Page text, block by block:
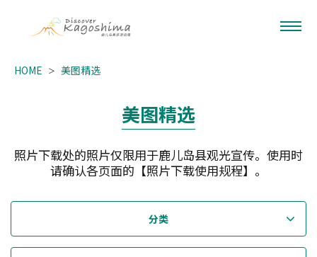
HOME 美图精选
美图精选
照片下载处的照片仅限用于鹿儿岛县观光宣传。使用时
请确认各页面的【照片下载使用规程】。
分类